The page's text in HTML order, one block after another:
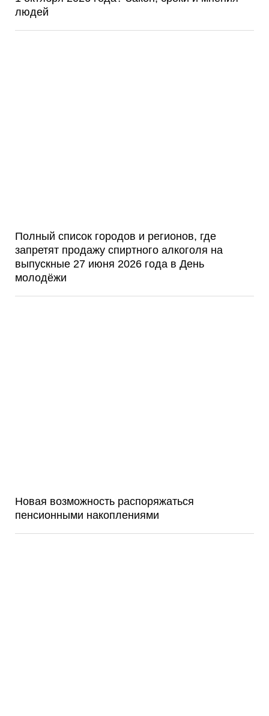
людей
Полный список городов и регионов, где
запретят продажу спиртного алкоголя на
выпускные 27 июня 2026 года в День
молодёжи
Новая возможность распоряжаться
пенсионными накоплениями